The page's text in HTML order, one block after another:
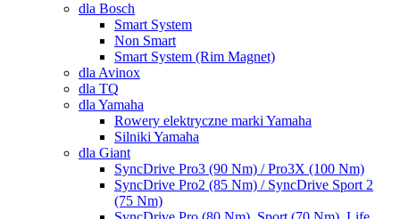
dla Bosch
Smart System
Non Smart
Smart System (Rim Magnet)
dla Avinox
dla TQ
dla Yamaha
Rowery elektryczne marki Yamaha
Silniki Yamaha
dla Giant
SyncDrive Pro3 (90 Nm) / Pro3X (100 Nm)
SyncDrive Pro2 (85 Nm) / SyncDrive Sport 2
(75 Nm)